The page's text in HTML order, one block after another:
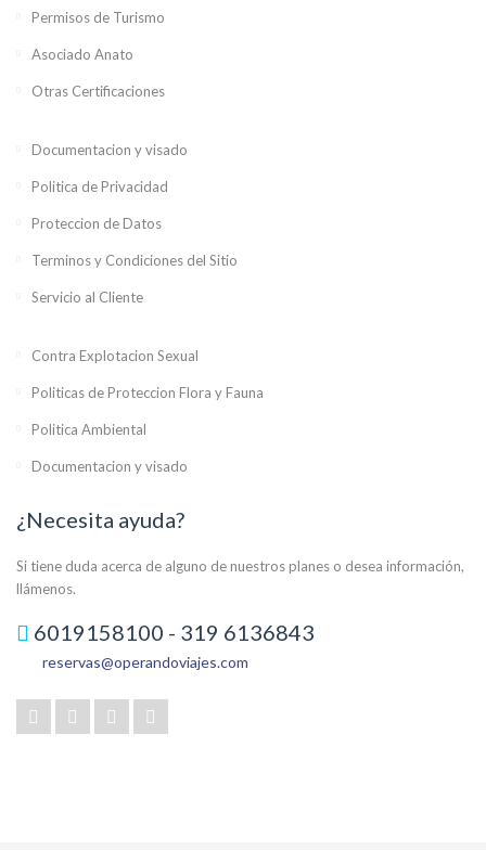
Permisos de Turismo
Asociado Anato
Otras Certificaciones
Documentacion y visado
Politica de Privacidad
Proteccion de Datos
Terminos y Condiciones del Sitio
Servicio al Cliente
Contra Explotacion Sexual
Politicas de Proteccion Flora y Fauna
Politica Ambiental
Documentacion y visado
¿Necesita ayuda?
Si tiene duda acerca de alguno de nuestros planes o desea información,
llámenos.
6019158100 - 319 6136843
reservas@operandoviajes.com